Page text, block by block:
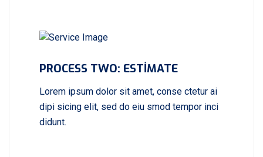
PROCESS TWO: ESTIMATE
Lorem ipsum dolor sit amet, conse ctetur ai
dipi sicing elit, sed do eiu smod tempor inci
didunt.